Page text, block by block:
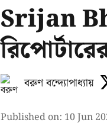
Srijan
বরুণ বন্দ্যোপাধ্যায়
Published on: 10 Jun